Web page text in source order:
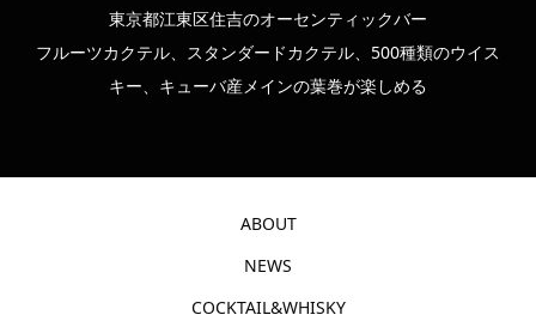
東京都江東区住吉のオーセンティックバー
フルーツカクテル、スタンダードカクテル、500種類のウイス
キー、キューバ産メインの葉巻が楽しめる
ABOUT
NEWS
COCKTAIL&WHISKY